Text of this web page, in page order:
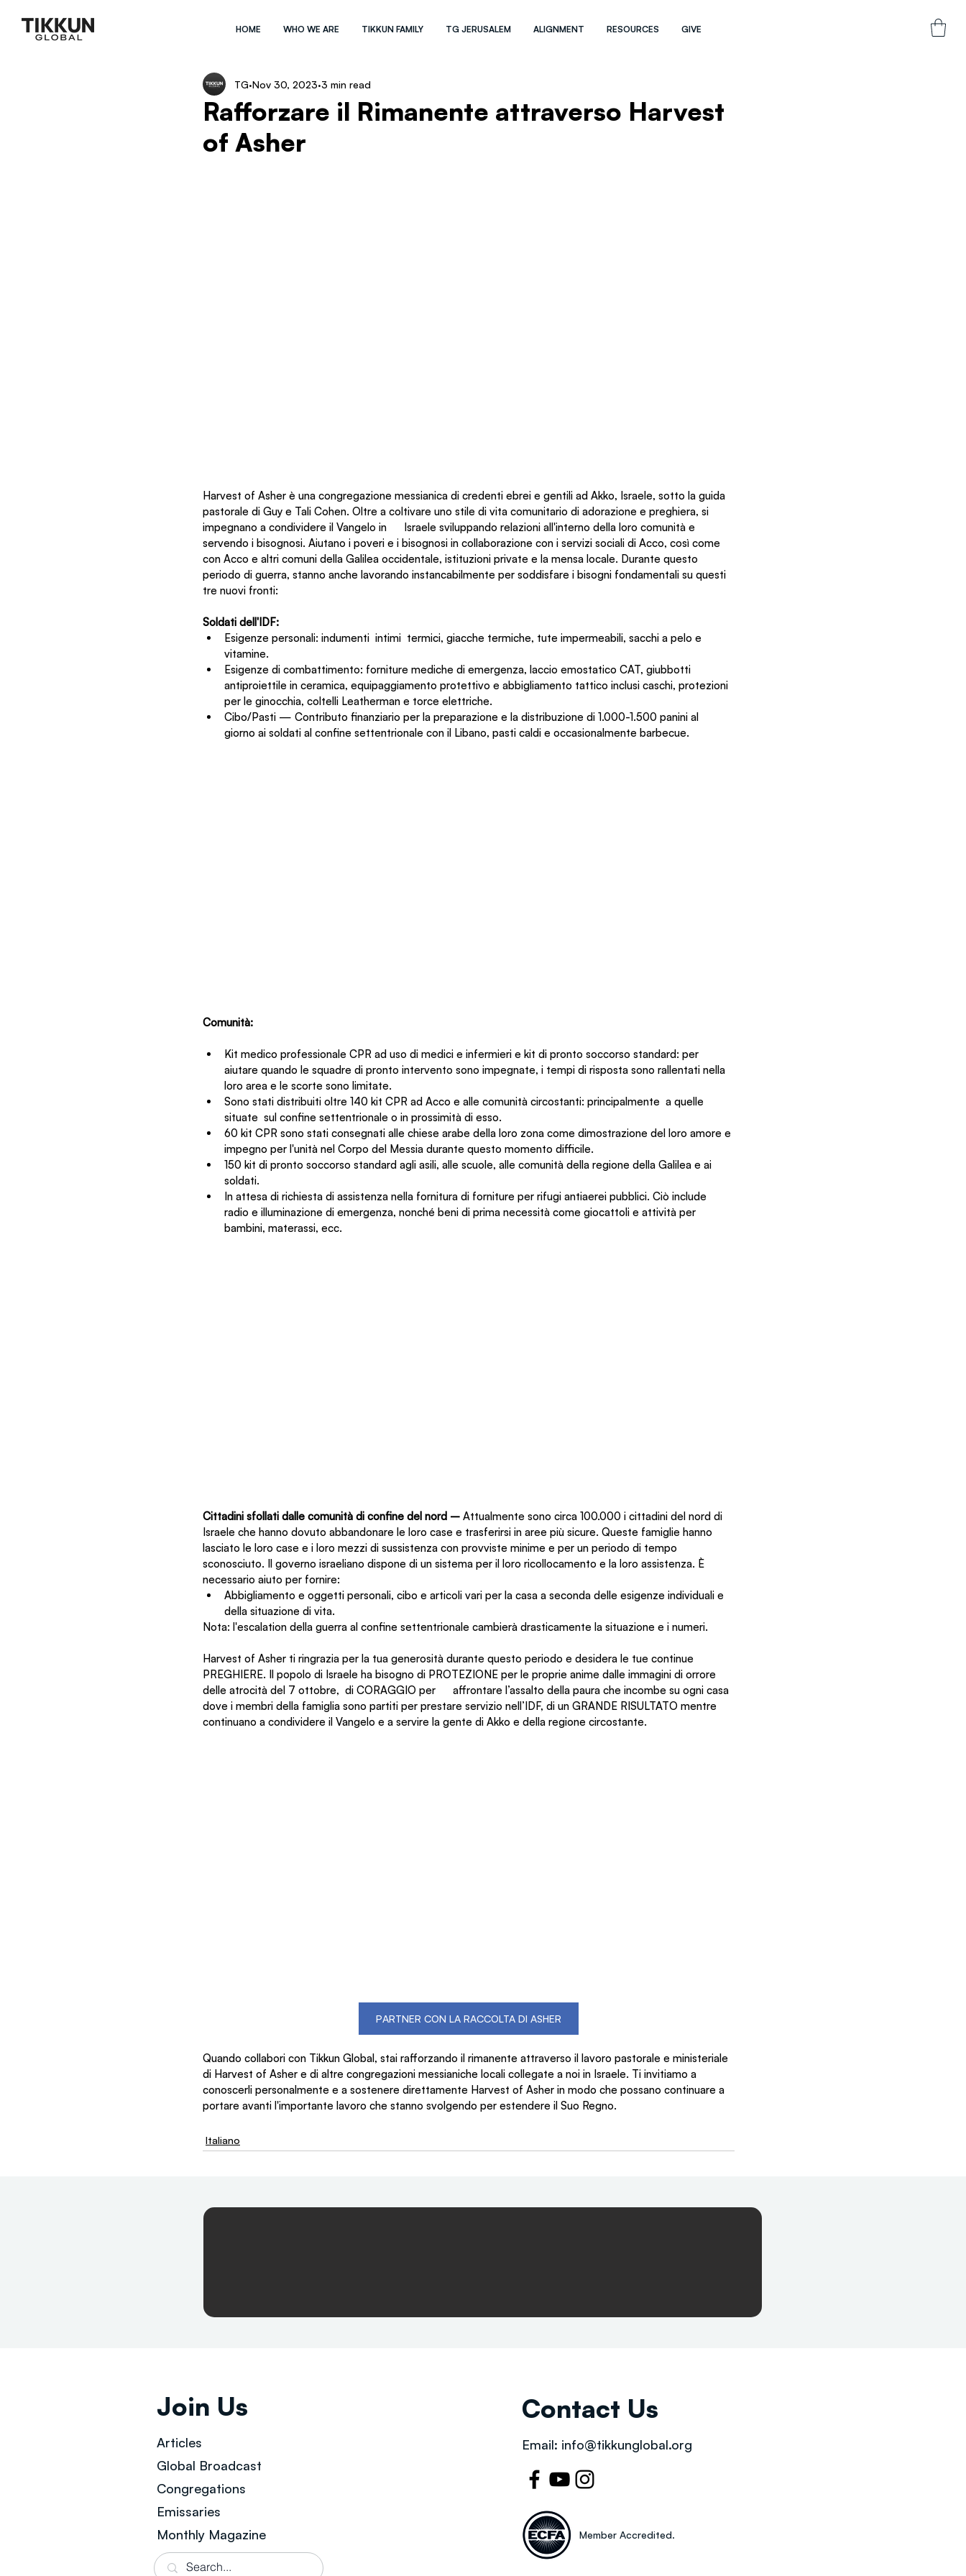
HOME WHO WE ARE TIKKUN FAMILY TG JERUSALEM ALIGNMENT RESOURCES GIVE
Rafforzare il Rimanente attraverso Harvest
of Asher
TG Nov 30, 2023 3 min read
Harvest of Asher è una congregazione messianica di credenti ebrei e gentili ad Akko, Israele, sotto la guida
pastorale di Guy e Tali Cohen. Oltre a coltivare uno stile di vita comunitario di adorazione e preghiera, si
impegnano a condividere il Vangelo in      Israele sviluppando relazioni all'interno della loro comunità e
servendo i bisognosi. Aiutano i poveri e i bisognosi in collaborazione con i servizi sociali di Acco, così come
con Acco e altri comuni della Galilea occidentale, istituzioni private e la mensa locale. Durante questo
periodo di guerra, stanno anche lavorando instancabilmente per soddisfare i bisogni fondamentali su questi
tre nuovi fronti:
Soldati dell'IDF:
Esigenze personali: indumenti  intimi  termici, giacche termiche, tute impermeabili, sacchi a pelo e
vitamine.
Esigenze di combattimento: forniture mediche di emergenza, laccio emostatico CAT, giubbotti
antiproiettile in ceramica, equipaggiamento protettivo e abbigliamento tattico inclusi caschi, protezioni
per le ginocchia, coltelli Leatherman e torce elettriche.
Cibo/Pasti — Contributo finanziario per la preparazione e la distribuzione di 1.000-1.500 panini al
giorno ai soldati al confine settentrionale con il Libano, pasti caldi e occasionalmente barbecue.
Comunità:
Kit medico professionale CPR ad uso di medici e infermieri e kit di pronto soccorso standard: per
aiutare quando le squadre di pronto intervento sono impegnate, i tempi di risposta sono rallentati nella
loro area e le scorte sono limitate.
Sono stati distribuiti oltre 140 kit CPR ad Acco e alle comunità circostanti: principalmente  a quelle
situate  sul confine settentrionale o in prossimità di esso.
60 kit CPR sono stati consegnati alle chiese arabe della loro zona come dimostrazione del loro amore e
impegno per l'unità nel Corpo del Messia durante questo momento difficile.
150 kit di pronto soccorso standard agli asili, alle scuole, alle comunità della regione della Galilea e ai
soldati.
In attesa di richiesta di assistenza nella fornitura di forniture per rifugi antiaerei pubblici. Ciò include
radio e illuminazione di emergenza, nonché beni di prima necessità come giocattoli e attività per
bambini, materassi, ecc.
Cittadini sfollati dalle comunità di confine del nord – Attualmente sono circa 100.000 i cittadini del nord di
Israele che hanno dovuto abbandonare le loro case e trasferirsi in aree più sicure. Queste famiglie hanno
lasciato le loro case e i loro mezzi di sussistenza con provviste minime e per un periodo di tempo
sconosciuto. Il governo israeliano dispone di un sistema per il loro ricollocamento e la loro assistenza. È
necessario aiuto per fornire:
Abbigliamento e oggetti personali, cibo e articoli vari per la casa a seconda delle esigenze individuali e
della situazione di vita.
Nota: l'escalation della guerra al confine settentrionale cambierà drasticamente la situazione e i numeri.
Harvest of Asher ti ringrazia per la tua generosità durante questo periodo e desidera le tue continue
PREGHIERE. Il popolo di Israele ha bisogno di PROTEZIONE per le proprie anime dalle immagini di orrore
delle atrocità del 7 ottobre,  di CORAGGIO per      affrontare l’assalto della paura che incombe su ogni casa
dove i membri della famiglia sono partiti per prestare servizio nell’IDF, di un GRANDE RISULTATO mentre
continuano a condividere il Vangelo e a servire la gente di Akko e della regione circostante.
PARTNER CON LA RACCOLTA DI ASHER
Quando collabori con Tikkun Global, stai rafforzando il rimanente attraverso il lavoro pastorale e ministeriale
di Harvest of Asher e di altre congregazioni messianiche locali collegate a noi in Israele. Ti invitiamo a
conoscerli personalmente e a sostenere direttamente Harvest of Asher in modo che possano continuare a
portare avanti l'importante lavoro che stanno svolgendo per estendere il Suo Regno.
Italiano
Join Us
Articles
Global Broadcast
Congregations
Emissaries
Monthly Magazine
Contact Us
Email: info@tikkunglobal.org
Member Accredited.